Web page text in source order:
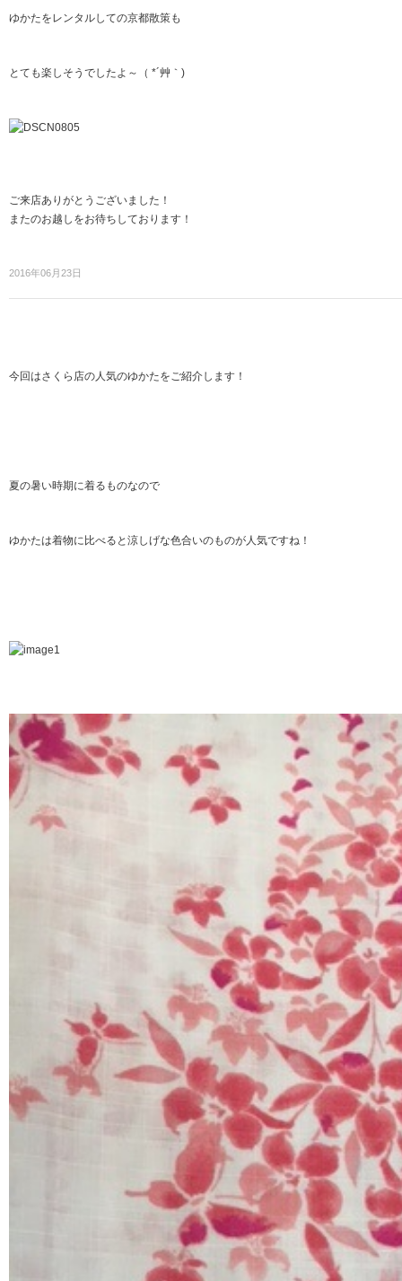
ゆかたをレンタルしての京都散策も
とても楽しそうでしたよ～（ *´艸｀)
ご来店ありがとうございました！
またのお越しをお待ちしております！
2016年06月23日
今回はさくら店の人気のゆかたをご紹介します！
夏の暑い時期に着るものなので
ゆかたは着物に比べると涼しげな色合いのものが人気ですね！